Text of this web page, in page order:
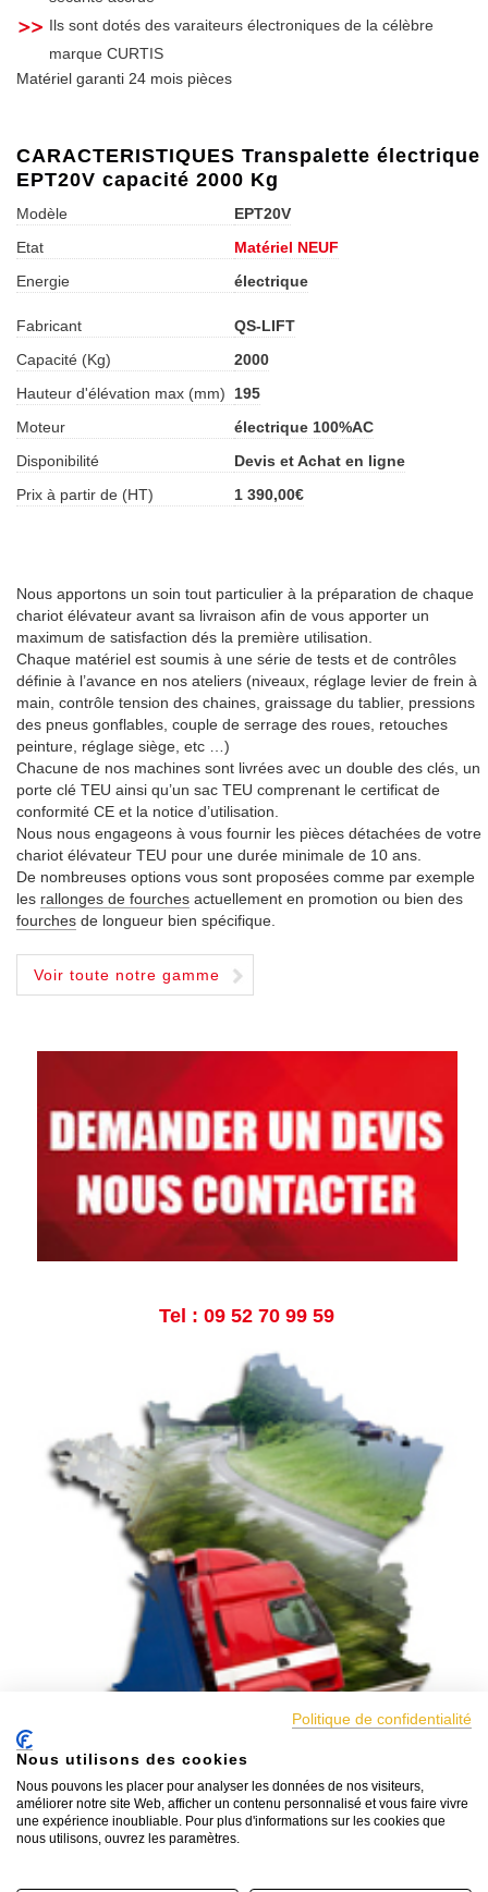
Ils sont dotés des varaiteurs électroniques de la célèbre
marque CURTIS
Matériel garanti 24 mois pièces
CARACTERISTIQUES Transpalette électrique
EPT20V capacité 2000 Kg
Modèle
EPT20V
Etat
Matériel NEUF
Energie
électrique
Fabricant
QS-LIFT
Capacité (Kg)
2000
Hauteur d'élévation max (mm) 195
Moteur
électrique 100%AC
Disponibilité
Devis et Achat en ligne
Prix à partir de (HT)
1 390,00€
Nous apportons un soin tout particulier à la préparation de chaque
chariot élévateur avant sa livraison afin de vous apporter un
maximum de satisfaction dés la première utilisation.
Chaque matériel est soumis à une série de tests et de contrôles
définie à l’avance en nos ateliers (niveaux, réglage levier de frein à
main, contrôle tension des chaines, graissage du tablier, pressions
des pneus gonflables, couple de serrage des roues, retouches
peinture, réglage siège, etc …)
Chacune de nos machines sont livrées avec un double des clés, un
porte clé TEU ainsi qu’un sac TEU comprenant le certificat de
conformité CE et la notice d’utilisation.
Nous nous engageons à vous fournir les pièces détachées de votre
chariot élévateur TEU pour une durée minimale de 10 ans.
De nombreuses options vous sont proposées comme par exemple
les rallonges de fourches actuellement en promotion ou bien des
fourches de longueur bien spécifique.
Voir toute notre gamme
Tel : 09 52 70 99 59
Livraison
sur toute la France !
Politique de confidentialité
Nous utilisons des cookies
Nous pouvons les placer pour analyser les données de nos visiteurs,
améliorer notre site Web, afficher un contenu personnalisé et vous faire vivre
une expérience inoubliable. Pour plus d'informations sur les cookies que
nous utilisons, ouvrez les paramètres.